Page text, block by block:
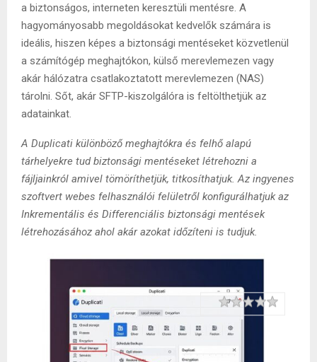
a biztonságos, interneten keresztüli mentésre. A
hagyományosabb megoldásokat kedvelők számára is
ideális, hiszen képes a biztonsági mentéseket közvetlenül
a számítógép meghajtókon, külső merevlemezen vagy
akár hálózatra csatlakoztatott merevlemezen (NAS)
tárolni. Sőt, akár SFTP-kiszolgálóra is feltölthetjük az
adatainkat.
A Duplicati különböző meghajtókra és felhő alapú
tárhelyekre tud biztonsági mentéseket létrehozni a
fájljainkról amivel tömöríthetjük, titkosíthatjuk. Az ingyenes
szoftvert webes felhasználói felületről konfigurálhatjuk az
Inkrementális és Differenciális biztonsági mentések
létrehozásához ahol akár azokat időzíteni is tudjuk.
Rating 1 star
2 stars
3 stars
4 stars
5 stars